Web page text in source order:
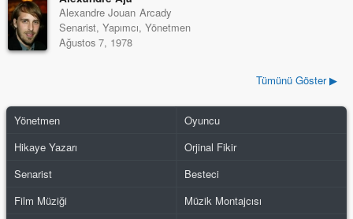
Alexandre Jouan Arcady
Senarist, Yapımcı, Yönetmen
Ağustos 7, 1978
Tümünü Göster ▶
Yönetmen
Oyuncu
Hikaye Yazarı
Orjinal Fikir
Senarist
Besteci
Film Müziği
Müzik Montajcısı